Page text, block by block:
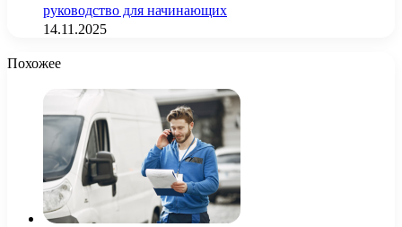
руководство для начинающих
14.11.2025
Похожее